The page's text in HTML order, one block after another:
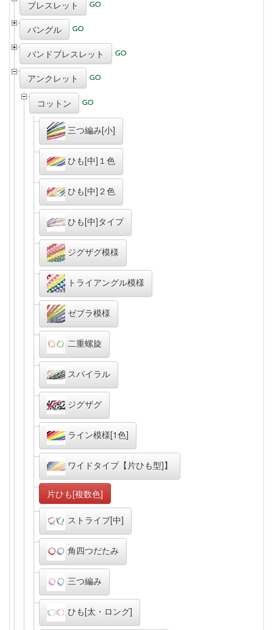
ブレスレット
バングル
バンドブレスレット
アンクレット
コットン
三つ編み[小]
ひも[中]１色
ひも[中]２色
ひも[中]タイプ
ジグザグ模様
トライアングル模様
ゼブラ模様
二重螺旋
スパイラル
ジグザグ
ライン模様[1色]
ワイドタイプ【片ひも型]】
片ひも[複数色]
ストライプ[中]
角四つだたみ
三つ編み
ひも[太・ロング]